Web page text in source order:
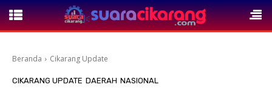
Beranda Cikarang Update
CIKARANG UPDATE DAERAH NASIONAL